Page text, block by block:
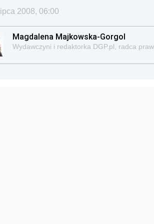
2008, 06:00
Magdalena Majkowska-Gorgol
Wydawczyni i redaktorka DGP.pl, radca